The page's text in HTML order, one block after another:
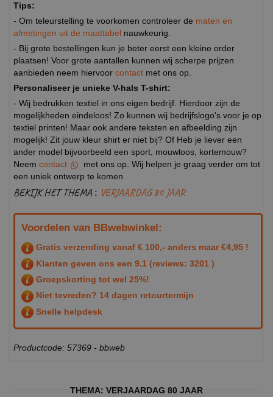
Tips:
- Om teleurstelling te voorkomen controleer de maten en
afmetingen uit de maattabel nauwkeurig.
- Bij grote bestellingen kun je beter eerst een kleine order
plaatsen! Voor grote aantallen kunnen wij scherpe prijzen
aanbieden neem hiervoor contact met ons op.
Personaliseer je unieke V-hals T-shirt:
- Wij bedrukken textiel in ons eigen bedrijf. Hierdoor zijn de
mogelijkheden eindeloos! Zo kunnen wij bedrijfslogo's voor je op
textiel printen! Maar ook andere teksten en afbeelding zijn
mogelijk! Zit jouw kleur shirt er niet bij? Of Heb je liever een
ander model bijvoorbeeld een sport, mouwloos, kortemouw?
Neem contact
met ons op. Wij helpen je graag verder om tot
een uniek ontwerp te komen
BEKIJK HET THEMA : VERJAARDAG 80 JAAR
Voordelen van BBwebwinkel:
Gratis verzending vanaf € 100,- anders maar €4,95 !
Klanten geven ons een 9.1 (reviews: 3201 )
Groepskorting tot wel 25%!
Niet tevreden? 14 dagen retourtermijn
Snelle helpdesk
Productcode: 57369 - bbweb
THEMA: VERJAARDAG 80 JAAR